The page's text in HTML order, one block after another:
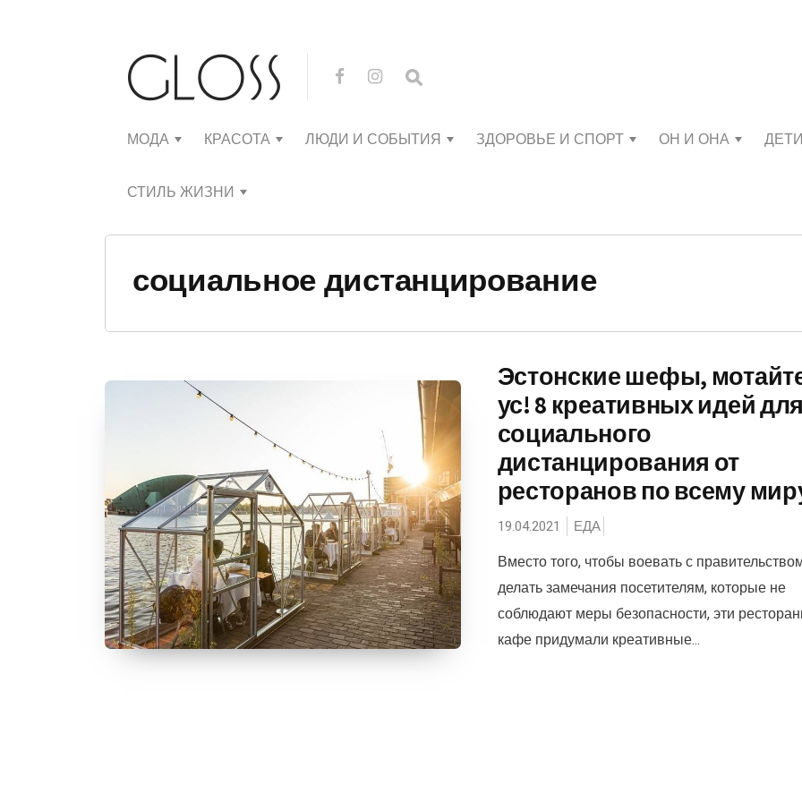
МОДА КРАСОТА ЛЮДИ И СОБЫТИЯ ЗДОРОВЬЕ И СПОРТ ОН И ОНА ДЕТИ
СТИЛЬ ЖИЗНИ
социальное дистанцирование
Эстонские шефы,
ус! 8 креативных идей для
социального
дистанцирования от
ресторанов по всему
19.04.2021 ЕДА
Вместо того, чтобы воевать с
делать замечания посетителям, которые не
соблюдают меры безопасности, эти
кафе придумали креативные...